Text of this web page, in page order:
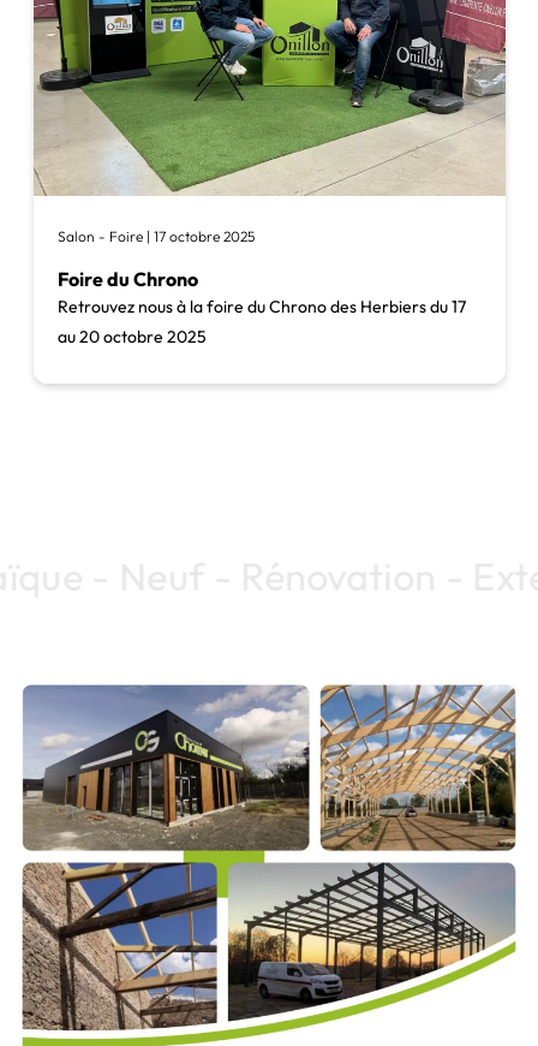
Salon - Foire | 17 octobre 2025
Foire du Chrono
Retrouvez nous à la foire du Chrono des Herbiers du 17
au 20 octobre 2025